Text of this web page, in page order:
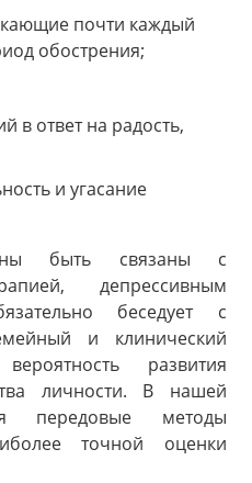
почти каждый
обострения;
в ответ на радость,
и угасание
быть связаны с
депрессивным
беседует с
и клинический
развития
личности. В нашей
передовые методы
точной оценки